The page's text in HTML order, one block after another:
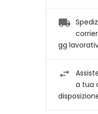
gg
a tua